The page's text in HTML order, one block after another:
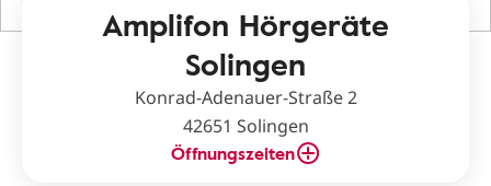
Amplifon Hörgeräte
Solingen
Konrad-Adenauer-Straße 2
42651 Solingen
Öffnungszeiten